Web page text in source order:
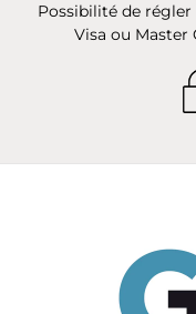
Possibilité de régler
Visa ou Master